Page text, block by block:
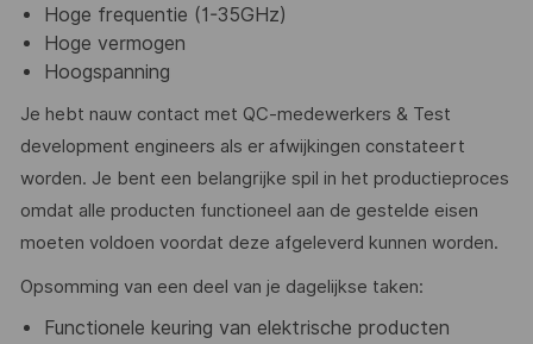
Hoge frequentie (1-35GHz)
Hoge vermogen
Hoogspanning
Je hebt nauw contact met QC-medewerkers & Test
development engineers als er afwijkingen constateert
worden. Je bent een belangrijke spil in het productieproces
omdat alle producten functioneel aan de gestelde eisen
moeten voldoen voordat deze afgeleverd kunnen worden.
Opsomming van een deel van je dagelijkse taken:
Functionele keuring van elektrische producten